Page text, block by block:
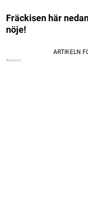
Fräckisen här
nöje!